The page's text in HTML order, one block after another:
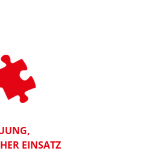
EINSATZ